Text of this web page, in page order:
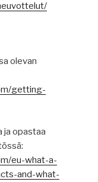
olevan
getting-
ja opastaa
eu-what-a-
and-what-